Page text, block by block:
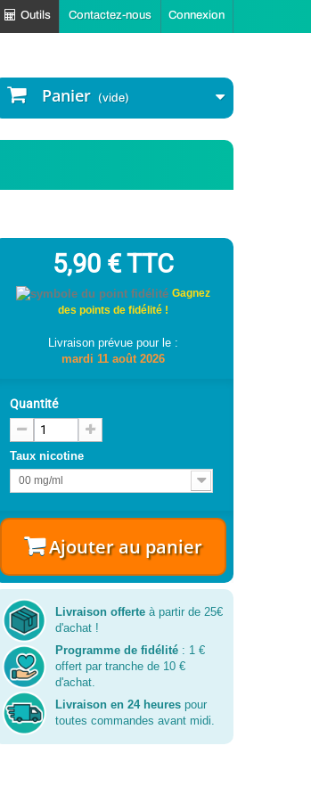
Connexion
Contactez-nous
Outils
Panier (vide)
5,90 €TTC
Gagnez
des points de fidélité !
Livraison prévue pour le :
mardi 11 août 2026
Quantité
Taux nicotine
00 mg/ml
Ajouter au panier
Livraison offerteà partir de 25€
d'achat !
Programme de fidélité: 1 €
offert par tranche de 10 €
d'achat.
Livraison en 24 heurespour
toutes commandes avant midi.